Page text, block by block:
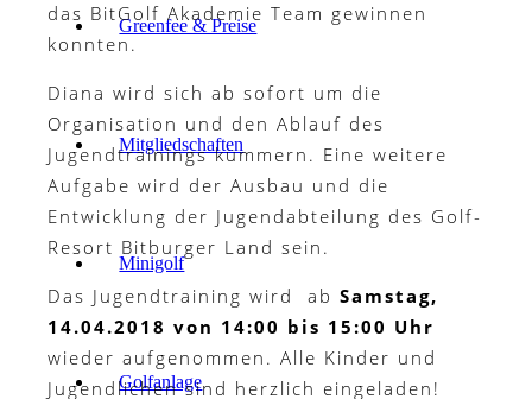
Greenfee & Preise
Mitgliedschaften
Minigolf
Golfanlage
das BitGolf Akademie Team gewinnen
konnten.
Diana wird sich ab sofort um die
Organisation und den Ablauf des
Jugendtrainings kümmern. Eine weitere
Aufgabe wird der Ausbau und die
Entwicklung der Jugendabteilung des Golf-
Resort Bitburger Land sein.
Das Jugendtraining wird abSamstag,
14.04.2018 von 14:00 bis 15:00 Uhr
wieder aufgenommen. Alle Kinder und
Jugendlichen sind herzlich eingeladen!